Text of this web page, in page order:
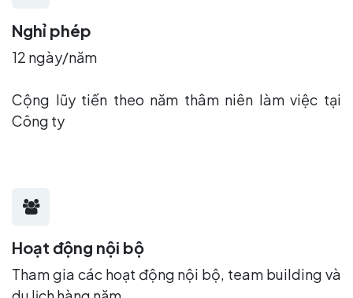
Nghỉ phép
12 ngày/năm
Cộng lũy tiến theo năm thâm niên làm việc tại
Công ty
Hoạt động nội bộ
Tham gia các hoạt động nội bộ, team building và